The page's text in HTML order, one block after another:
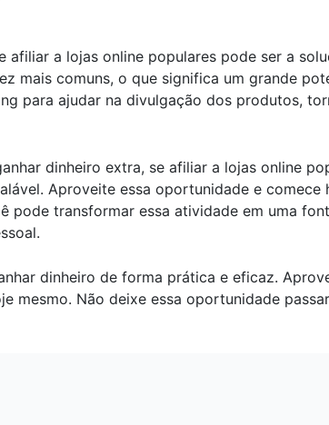
a lojas online populares pode ser a
mais comuns, o que significa um grande
para ajudar na divulgação dos produtos,
dinheiro extra, se afiliar a lojas online
Aproveite essa oportunidade e comece
transformar essa atividade em uma
dinheiro de forma prática e eficaz.
mesmo. Não deixe essa oportunidade